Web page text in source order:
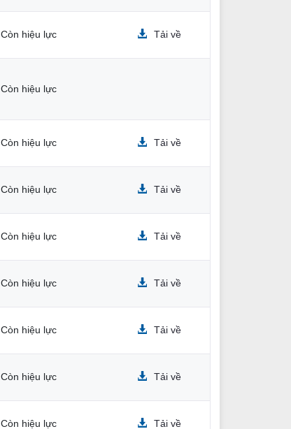
Còn hiệu lực Tải về
Còn hiệu lực
Còn hiệu lực Tải về
Còn hiệu lực Tải về
Còn hiệu lực Tải về
Còn hiệu lực Tải về
Còn hiệu lực Tải về
Còn hiệu lực Tải về
Còn hiệu lực Tải về